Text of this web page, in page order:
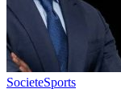
SocieteSports